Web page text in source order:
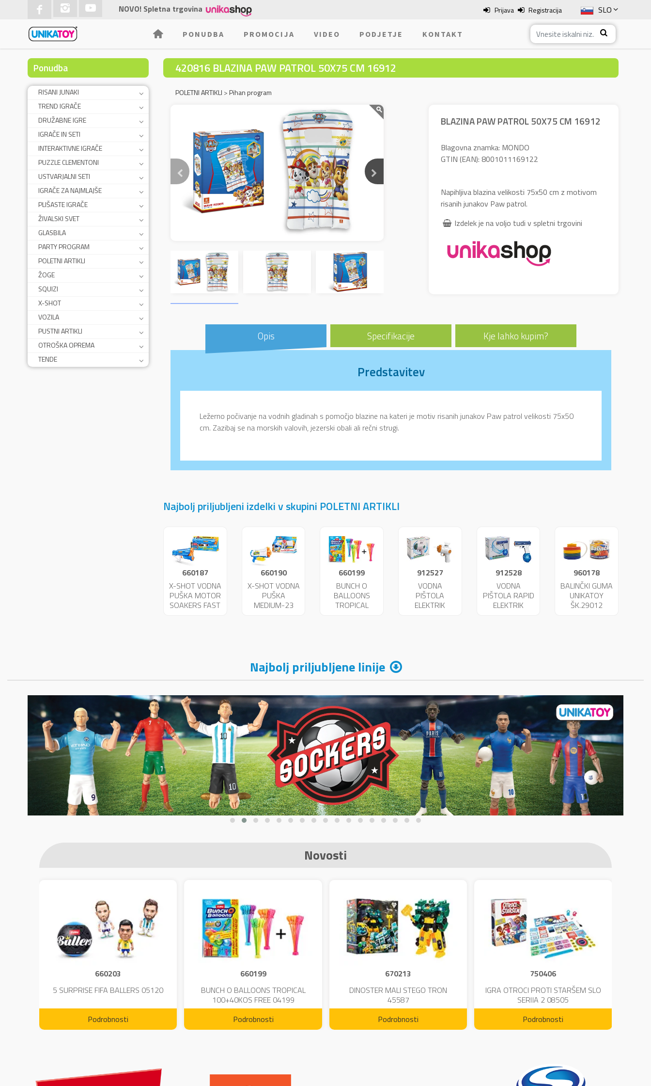
SLO
ENG
ITA
Prijava Registracija
NOVO! Spletna trgovina
PONUDBA PROMOCIJA VIDEO PODJETJE KONTAKT
Ponudba
RISANI JUNAKI
TREND IGRAČE
DRUŽABNE IGRE
IGRAČE IN SETI
INTERAKTIVNE IGRAČE
PUZZLE CLEMENTONI
USTVARJALNI SETI
IGRAČE ZA NAJMLAJŠE
PLIŠASTE IGRAČE
ŽIVALSKI SVET
GLASBILA
PARTY PROGRAM
POLETNI ARTIKLI
ŽOGE
SQUIZI
X-SHOT
VOZILA
PUSTNI ARTIKLI
OTROŠKA OPREMA
TENDE
420816 BLAZINA PAW PATROL 50X75 CM 16912
POLETNI ARTIKLI >Pihan program
BLAZINA PAW PATROL 50X75 CM 16912
Blagovna znamka: MONDO
GTIN (EAN): 8001011169122
Napihljiva blazina velikosti 75x50 cm z motivom
risanih junakov Paw patrol.
Izdelek je na voljo tudi v spletni trgovini
Opis Specifikacije Kje lahko kupim?
Predstavitev
Ležerno počivanje na vodnih gladinah s pomočjo blazine na kateri je motiv risanih junakov Paw patrol velikosti 75x50
cm. Zazibaj se na morskih valovih, jezerski obali ali rečni strugi.
Najbolj priljubljeni izdelki v skupini POLETNI ARTIKLI
660187
X-SHOT VODNA
PUŠKA MOTOR
SOAKERS FAST
660190
X-SHOT VODNA
PUŠKA
MEDIUM-23
660199
BUNCH O
BALLOONS
TROPICAL
912527
VODNA
PIŠTOLA
ELEKTRIK
912528
VODNA
PIŠTOLA RAPID
ELEKTRIK
960178
BALINČKI GUMA
UNIKATOY
ŠK.29012
Najbolj priljubljene linije
Novosti
660203
5 SURPRISE FIFA BALLERS 05120
Podrobnosti
660199
BUNCH O BALLOONS TROPICAL
100+40KOS FREE 04199
Podrobnosti
670213
DINOSTER MALI STEGO TRON
45587
Podrobnosti
750406
IGRA OTROCI PROTI STARŠEM SLO
SERIJA 2 08505
Podrobnosti